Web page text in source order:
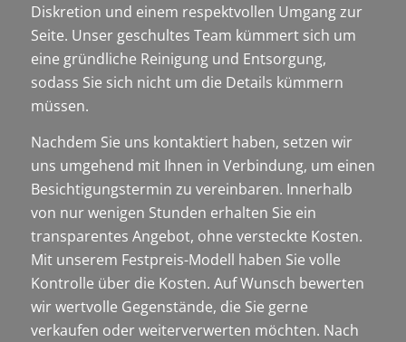
Diskretion und einem respektvollen Umgang zur
Seite. Unser geschultes Team kümmert sich um
eine gründliche Reinigung und Entsorgung,
sodass Sie sich nicht um die Details kümmern
müssen.
Nachdem Sie uns kontaktiert haben, setzen wir
uns umgehend mit Ihnen in Verbindung, um einen
Besichtigungstermin zu vereinbaren. Innerhalb
von nur wenigen Stunden erhalten Sie ein
transparentes Angebot, ohne versteckte Kosten.
Mit unserem Festpreis-Modell haben Sie volle
Kontrolle über die Kosten. Auf Wunsch bewerten
wir wertvolle Gegenstände, die Sie gerne
verkaufen oder weiterverwerten möchten. Nach